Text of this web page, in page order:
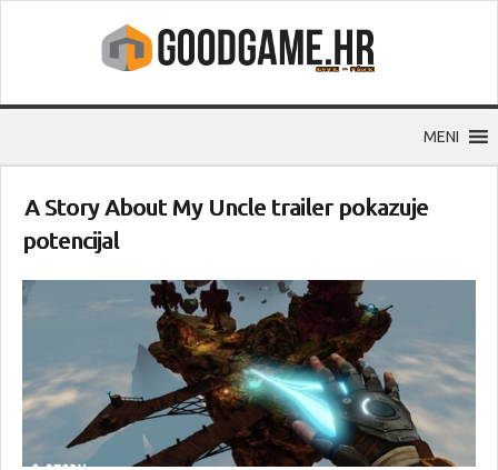
MENI
A Story About My Uncle trailer pokazuje
potencijal